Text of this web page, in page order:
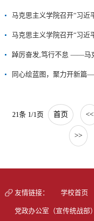
21条 1/1页 首页 <<
>>
友情链接： 学校首页
党政办公室（宣传统战部）